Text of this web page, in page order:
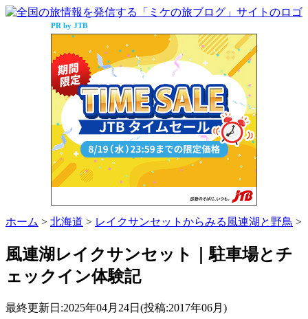
PR by JTB
ホーム > 北海道 > レイクサンセットからみる風連湖と野鳥 >
風連湖レイクサンセット｜駐車場とチ
ェックイン体験記
最終更新日:2025年04月24日(投稿:2017年06月)